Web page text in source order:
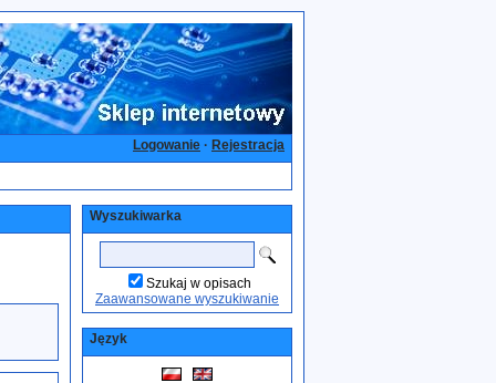
Logowanie · Rejestracja
Wyszukiwarka
Szukaj w opisach
Zaawansowane wyszukiwanie
Język